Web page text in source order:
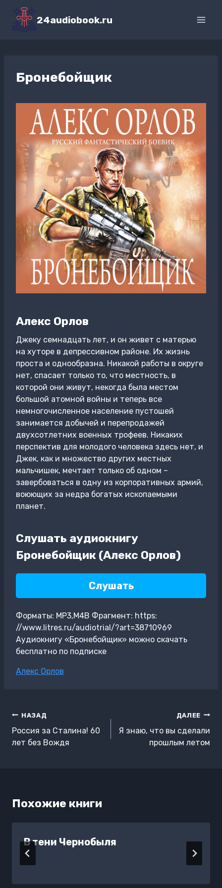
Перейти
содержимому
24audiobook.ru
Бронебойщик
Алекс Орлов
Джеку семнадцать лет, и он живет с матерью
на хуторе в депрессивном районе. Их жизнь
проста и однообразна. Никакой работы в округе
нет, спасает только то, что местность, в
которой они живут, некогда была местом
большой атомной войны и теперь все
немногочисленное население пустошей
занимается добычей и перепродажей
двухсотлетних военных трофеев. Никаких
перспектив для молодого человека здесь нет, и
Джек, как и множество других местных
мальчишек, мечтает только об одном –
завербоваться в одну из корпоративных армий,
воюющих за недра богатых ископаемыми
планет.
Слушать аудиокнигу
Бронебойщик (Алекс Орлов)
Слушать
Форматы: MP3,M4B Фрагмент: https:
//www.litres.ru/audiotrial/?art=38710969
Аудиокнигу «Бронебойщик» можно скачать
бесплатно по подписке
Метки
Алекс Орлов
Навигация
по
записям
НАЗАД
Россия за Сталина! 60
лет без Вождя
ДАЛЕЕ
Я знаю, что вы сделали
прошлым летом
Похожие книги
В тени Чернобыля